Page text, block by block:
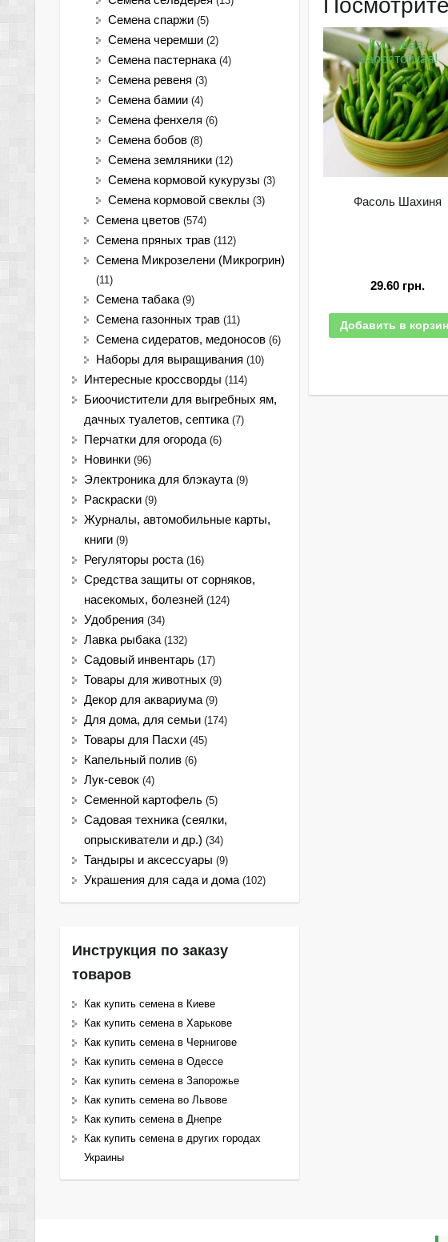
Кустовая,
жаростойкая!
Фасоль Шахиня
29.60 грн.
Добавить в
Семена спаржи (5)
Семена черемши (2)
Семена пастернака (4)
Семена ревеня (3)
Семена бамии (4)
Семена фенхеля (6)
Семена бобов (8)
Семена земляники (12)
Семена кормовой кукурузы (3)
Семена кормовой свеклы (3)
Семена цветов (574)
Семена пряных трав (112)
Семена Микрозелени (Микрогрин)
(11)
Семена табака (9)
Семена газонных трав (11)
Семена сидератов, медоносов (6)
Наборы для выращивания (10)
Интересные кроссворды (114)
Биоочистители для выгребных ям,
дачных туалетов, септика (7)
Перчатки для огорода (6)
Новинки (96)
Электроника для блэкаута (9)
Раскраски (9)
Журналы, автомобильные карты,
книги (9)
Регуляторы роста (16)
Средства защиты от сорняков,
насекомых, болезней (124)
Удобрения (34)
Лавка рыбака (132)
Садовый инвентарь (17)
Товары для животных (9)
Декор для аквариума (9)
Для дома, для семьи (174)
Товары для Пасхи (45)
Капельный полив (6)
Лук-севок (4)
Семенной картофель (5)
Садовая техника (сеялки,
опрыскиватели и др.) (34)
Тандыры и аксессуары (9)
Украшения для сада и дома (102)
Инструкция по заказу
товаров
Как купить семена в Киеве
Как купить семена в Харькове
Как купить семена в Чернигове
Как купить семена в Одессе
Как купить семена в Запорожье
Как купить семена во Львове
Как купить семена в Днепре
Как купить семена в других городах
Украины